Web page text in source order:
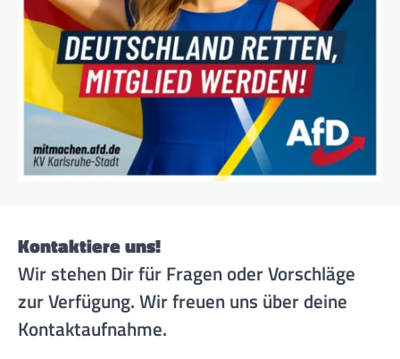
Kontaktiere uns!
Wir stehen Dir für Fragen oder Vorschläge
zur Verfügung. Wir freuen uns über deine
Kontaktaufnahme.